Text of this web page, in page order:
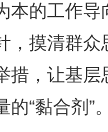
本的工作
，摸清群
措，让基
的“黏合剂”